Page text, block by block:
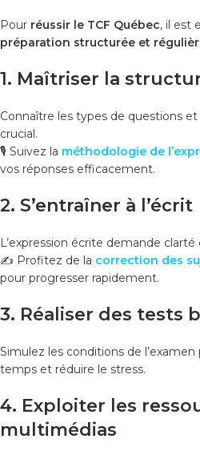
Pour réussir le TCF Québec, il est
préparation structurée et
1. Maîtriser la
Connaître les types de questions
crucial.
🎙️ Suivez la méthodologie de
vos réponses efficacement.
2. S’entraîner à l’écrit
L’expression écrite demande
✍️ Profitez de la correction des
pour progresser rapidement.
3. Réaliser des tests
Simulez les conditions de
temps et réduire le stress.
4. Exploiter les
multimédias